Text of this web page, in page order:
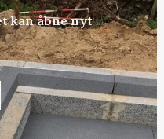
kan åbne nyt